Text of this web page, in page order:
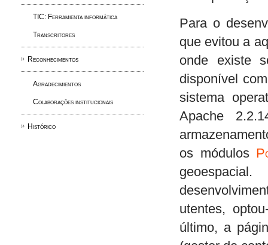
TIC: Ferramienta informática
Transcritores
Reconhecimentos
Agradecimientos
Colaborações institucionais
Histórico
Para o
que evitou a
onde existe
disponível
sistema
Apache
os módulos
utentes,
último, a